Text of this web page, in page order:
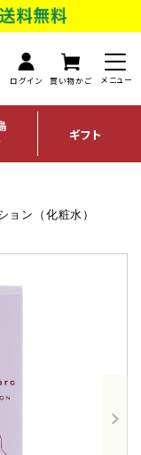
ログイン 買い物かご
ギフト
ョン（化粧水）